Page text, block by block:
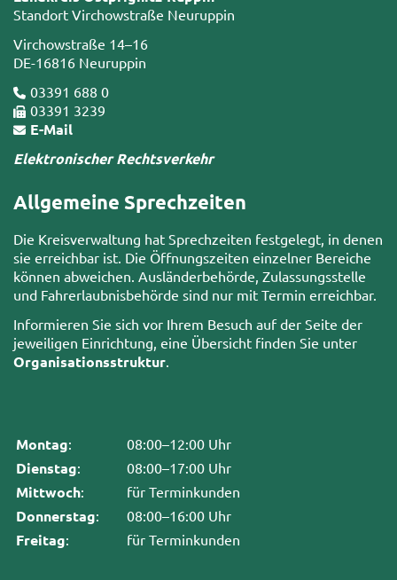
Standort Virchowstraße Neuruppin
Virchowstraße 14–16
DE-16816 Neuruppin
03391 688 0
03391 3239
E-Mail
Elektronischer Rechtsverkehr
Allgemeine Sprechzeiten
Die Kreisverwaltung hat Sprechzeiten festgelegt, in denen
sie erreichbar ist. Die Öffnungszeiten einzelner Bereiche
können abweichen. Ausländerbehörde, Zulassungsstelle
und Fahrerlaubnisbehörde sind nur mit Termin erreichbar.
Informieren Sie sich vor Ihrem Besuch auf der Seite der
jeweiligen Einrichtung, eine Übersicht finden Sie unter
Organisationsstruktur
Montag: 08:00–12:00 Uhr
Dienstag: 08:00–17:00 Uhr
Mittwoch: für Terminkunden
Donnerstag: 08:00–16:00 Uhr
Freitag: für Terminkunden